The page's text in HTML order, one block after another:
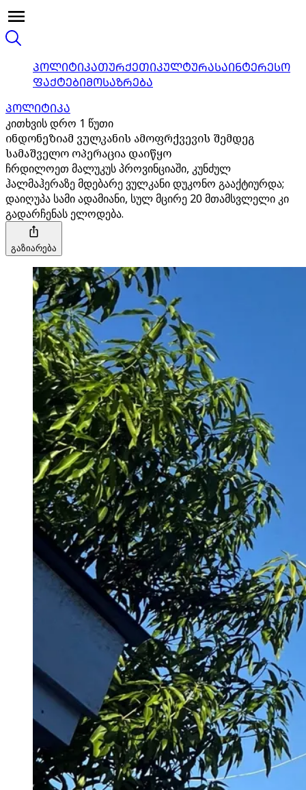
ᲞᲝᲚᲘᲢᲘᲙᲐᲗᲣᲠᲥᲔᲗᲘᲙᲣᲚᲢᲣᲠᲐᲡᲐᲘᲜᲢᲔᲠᲔᲡᲝ
ᲤᲐᲥᲢᲔᲑᲘᲛᲝᲡᲐᲖᲠᲔᲑᲐ
ᲞᲝᲚᲘᲢᲘᲙᲐ
კითხვის დრო 1 წუთი
ინდონეზიამ ვულკანის ამოფრქვევის შემდეგ
სამაშველო ოპერაცია დაიწყო
ჩრდილოეთ მალუკუს პროვინციაში, კუნძულ
ჰალმაჰერაზე მდებარე ვულკანი დუკონო გააქტიურდა;
დაიღუპა სამი ადამიანი, სულ მცირე 20 მთამსვლელი კი
გადარჩენას ელოდება.
გაზიარება